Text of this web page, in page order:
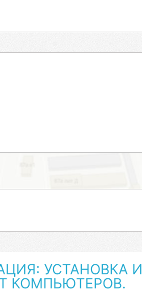
УСТАНОВКА И
КОМПЬЮТЕРОВ.